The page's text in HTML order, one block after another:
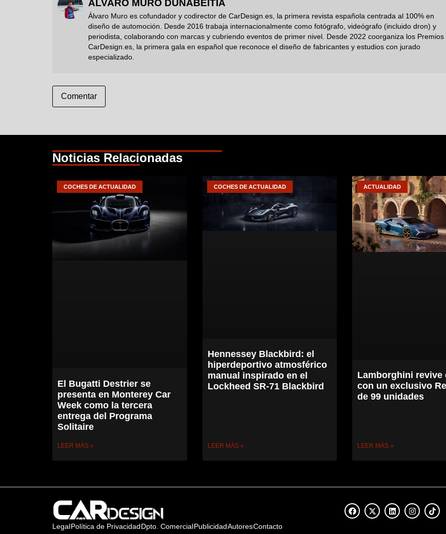
ÁLVARO MURO DUÑABEITIA
Álvaro Muro es cofundador y codirector de CarDesign.es, la primera revista española centrada al 100% en
diseño de automoción. Desde 2016 trabaja internacionalmente como fotógrafo, videógrafo (incluido dron) y
periodista, colaborando con marcas y cubriendo eventos de primer nivel. Desde 2022 coorganiza los Premios
CarDesign.es, la primera gala en español que reconoce el diseño de fabricantes y estudios con jurado
especializado.
Comentar
Noticias Relacionadas
COCHES DE ACTUALIDAD
El Bugatti Destrier se
presenta en Monterey Car
Week como la tercera
entrega del Programa
Solitaire
LEER MÁS »
COCHES DE ACTUALIDAD
Hennessey Blackbird: el
hiperdeportivo atmosférico
manual inspirado en el
Lockheed SR-71 Blackbird
LEER MÁS »
ACTUALIDAD
Lamborghini revive
con un exclusivo
de 99 unidades
LEER MÁS »
LegalPolítica de PrivacidadDpto. ComercialPublicidadAutoresContacto